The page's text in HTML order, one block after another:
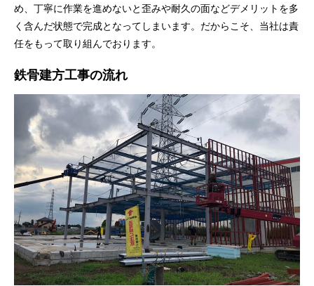
め、丁寧に作業を進めないと歪みや耐久の面などデメリットを多
く含んだ状態で完成となってしまいます。だからこそ、当社は責
任をもって取り組んでおります。
鉄骨建方工事の流れ